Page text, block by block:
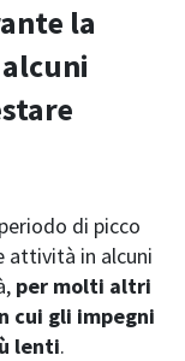
la
di picco
attività in alcuni
per molti altri
cui gli impegni
lenti.